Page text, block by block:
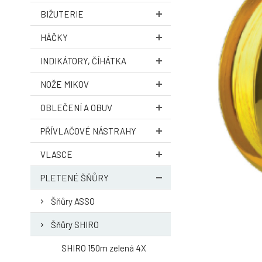
BIŽUTERIE
HÁČKY
INDIKÁTORY, ČÍHÁTKA
NOŽE MIKOV
OBLEČENÍ A OBUV
PŘÍVLAČOVÉ NÁSTRAHY
VLASCE
PLETENÉ ŠŇŮRY
Šňůry ASSO
Šňůry SHIRO
SHIRO 150m zelená 4X